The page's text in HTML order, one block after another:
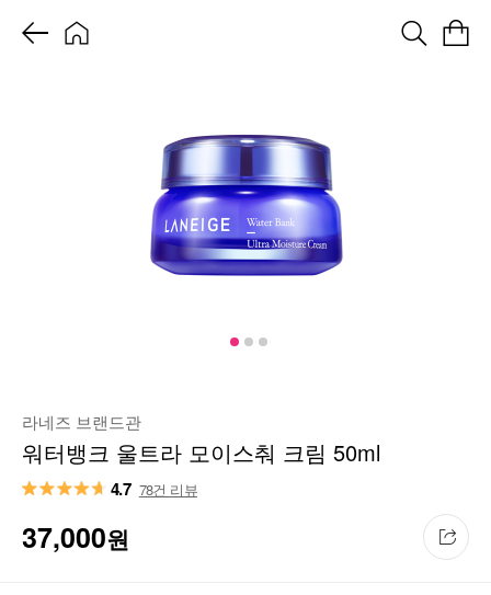
라네즈 브랜드관
워터뱅크 울트라 모이스춰 크림 50ml
4.7 78건 리뷰
37,000원